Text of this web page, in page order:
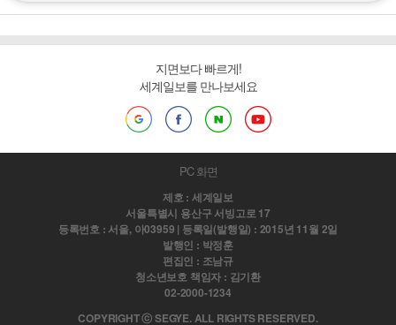
지면보다 빠르게!
세계일보를 만나보세요
PC 화면
제호 : 세계일보
서울특별시 용산구 서빙고로 17
등록번호 : 서울, 아03959 | 등록일(발행일) : 2015년 11월 2일
발행인 : 박정훈
편집인 : 조남규
청소년보호 책임자 : 김기환
02-2000-1234
COPYRIGHT ⓒ SEGYE. ALL RIGHTS RESERVED.